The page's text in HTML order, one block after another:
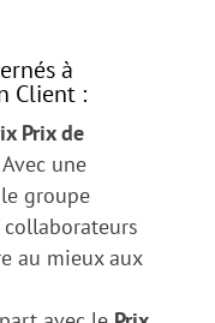
à
Client :
Prix de
une
groupe
collaborateurs
au mieux aux